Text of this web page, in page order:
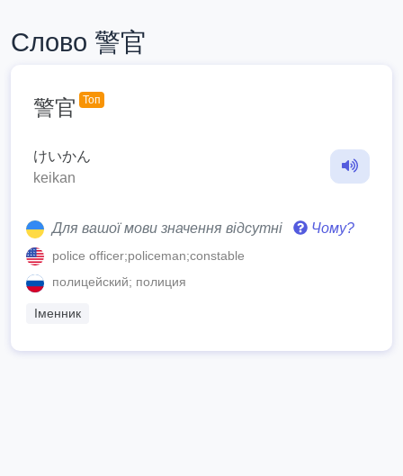
Слово 警官
警官 Топ
けいかん
keikan
Для вашої мови значення відсутні Чому?
police officer;policeman;constable
полицейский; полиция
Іменник